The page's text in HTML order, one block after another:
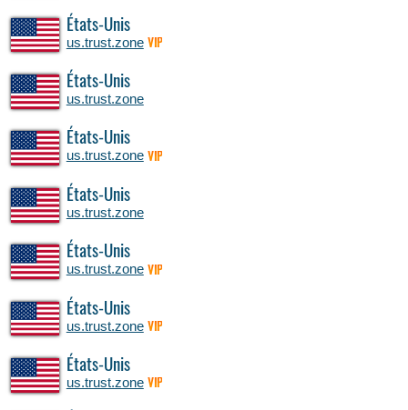
États-Unis
us.trust.zone VIP
États-Unis
us.trust.zone
États-Unis
us.trust.zone VIP
États-Unis
us.trust.zone
États-Unis
us.trust.zone VIP
États-Unis
us.trust.zone VIP
États-Unis
us.trust.zone VIP